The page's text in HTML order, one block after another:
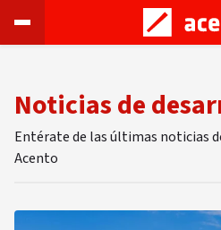
Noticias de
Entérate de las últimas noticias
Acento